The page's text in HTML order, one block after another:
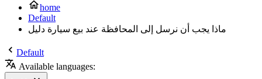
home
Default
ماذا يجب أن نرسل إلى المحافظة عند بيع سيارة دليل
Default
Available languages: